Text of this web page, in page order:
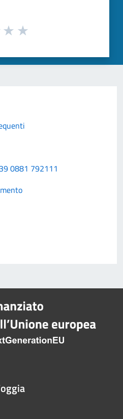
0881 792111